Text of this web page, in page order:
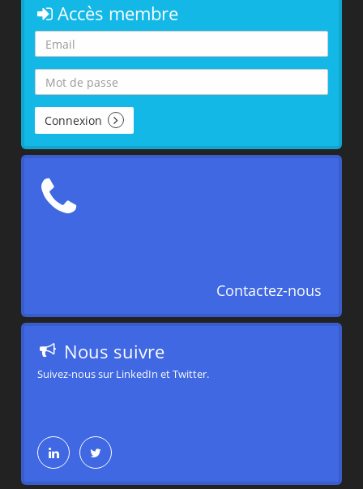
Accès membre
Connexion
Contactez-nous
Nous suivre
Suivez-nous sur LinkedIn et Twitter.